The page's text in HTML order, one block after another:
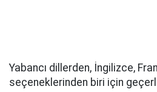
Yabancı dillerden, İngilizce,
seçeneklerinden biri için